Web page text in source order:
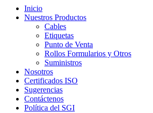
Inicio
Nuestros Productos
Cables
Etiquetas
Punto de Venta
Rollos Formularios y Otros
Suministros
Nosotros
Certificados ISO
Sugerencias
Contáctenos
Política del SGI